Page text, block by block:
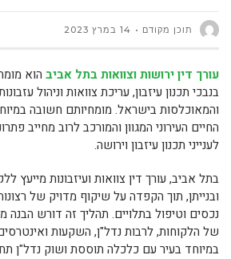
תוכן מקודם 14 במרץ 2023
עורך דין ירושות וצוואות בתל אביב הוא
בנבכי תכנון עיזבון, עריכת צוואות וניהול
והמאוכלסות בישראל. מומחיותם חשובה
החיים העירוני המגוון והמורכב לרוב מחייב
לענייני תכנון עיזבון וירושה.
בתל אביב, עורך דין צוואות ועיזבונות מייעץ
ובנייתן, תוך הקפדה על שיקוף מדויק של
נכסים וטיפול בתלויים. תהליך זה דורש הבנה
של הלקוחות, לרבות נדל"ן, השקעות
במיוחד בעיר עם כלכלה תוססת ושוק נדל"ן